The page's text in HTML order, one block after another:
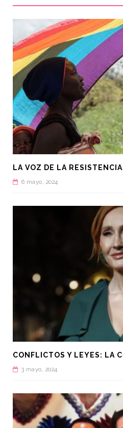
6 mayo, 2024
3 mayo, 2024